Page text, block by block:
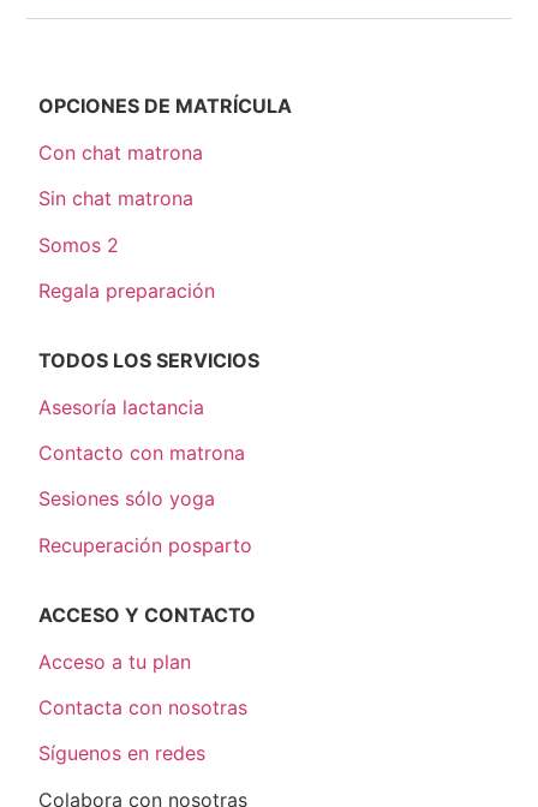
OPCIONES DE MATRÍCULA
Con chat matrona
Sin chat matrona
Somos 2
Regala preparación
TODOS LOS SERVICIOS
Asesoría lactancia
Contacto con matrona
Sesiones sólo yoga
Recuperación posparto
ACCESO Y CONTACTO
Acceso a tu plan
Contacta con nosotras
Síguenos en redes
Colabora con nosotras